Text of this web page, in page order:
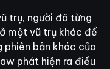
trụ, người đã từng
một vũ trụ khác để
phiên bản khác của
phát hiện ra điều